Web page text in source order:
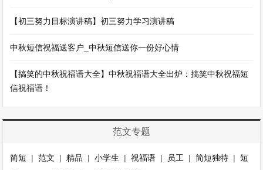
【初三努力目标演讲稿】初三努力学习演讲稿
中秋短信祝福送客户_中秋短信送你一份好心情
【搞笑的中秋祝福语大全】中秋祝福语大全出炉：搞笑中秋祝福短
信祝福语！
范文专题
简短 |范文 |精品 |小学生 |祝福语 | 员工 |简短独特 |短